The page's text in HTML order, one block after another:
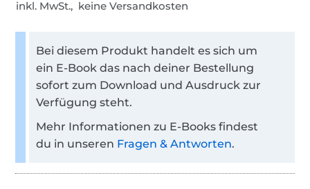
inkl. MwSt., keine Versandkosten
Bei diesem Produkt handelt es sich um
ein E-Book das nach deiner Bestellung
sofort zum Download und Ausdruck zur
Verfügung steht.
Mehr Informationen zu E-Books findest
du in unseren Fragen & Antworten.